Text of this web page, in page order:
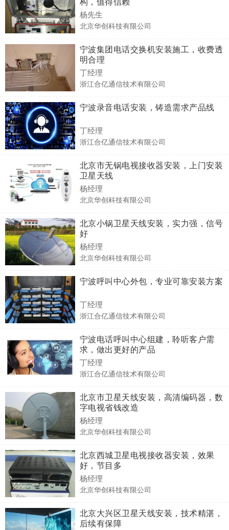
杨先生
北京华创科技有限公司
宁波集团电话交换机安装施工，收费透
明合理
丁经理
浙江合亿通信技术有限公司
宁波录音电话安装，铸造需求产品线
丁经理
浙江合亿通信技术有限公司
北京市无锅电视接收器安装，上门安装
卫星天线
杨经理
北京华创科技有限公司
北京小锅卫星天线安装，实力强，信号
好
杨经理
北京华创科技有限公司
宁波呼叫中心外包，专业可靠安装方案
丁经理
浙江合亿通信技术有限公司
宁波电话呼叫中心组建，聆听客户需
求，做出更好的产品
丁经理
浙江合亿通信技术有限公司
北京市卫星天线安装，高清编码器，数
字电视省钱改造
杨经理
北京华创科技有限公司
北京西城卫星电视接收器安装，效果
好，节目多
杨经理
北京华创科技有限公司
北京大兴区卫星天线安装，技术精湛，
后续有保障